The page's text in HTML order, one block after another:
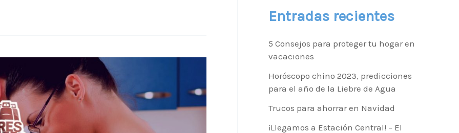
s
a
p
o
Entradas recientes
5 Consejos para proteger tu hogar en
vacaciones
Horóscopo chino 2023, predicciones
para el año de la Liebre de Agua
Trucos para ahorrar en Navidad
¡Llegamos a Estación Central! – El